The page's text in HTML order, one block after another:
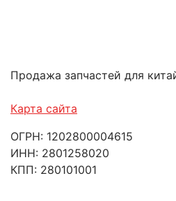
Продажа запчастей для
Карта сайта
ОГРН: 1202800004615
ИНН: 2801258020
КПП: 280101001